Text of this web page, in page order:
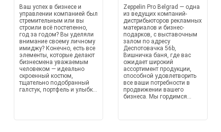
Ваш успех в бизнесе и
управлении компанией был
стремительным или вы
строили всё постепенно,
год за годом? Вы уделяли
внимание своему личному
имиджу? Конечно, есть все
элементы, которые делают
бизнесмена уважаемым
человеком — идеально
скроенный костюм,
тщательно подобранный
галстук, портфель и улыбк...
Zeppelin Pro Belgrad — одна
из ведущих компаний-
дистрибьюторов рекламных
материалов и бизнес-
подарков, с выставочным
залом по адресу
Деспотовачка 56b,
Вишничка баня, где вас
ожидает широкий
ассортимент продукции,
способной удовлетворить
все ваши потребности в
продвижении вашего
бизнеса. Мы гордимся...